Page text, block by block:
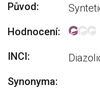
Původ:
Hodnocení:
INCI:
Synonyma: